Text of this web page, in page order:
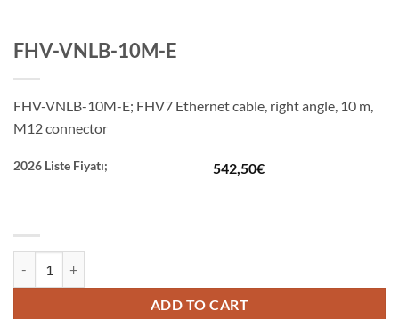
FHV-VNLB-10M-E
FHV-VNLB-10M-E; FHV7 Ethernet cable, right angle, 10 m,
M12 connector
2026 Liste Fiyatı; 542,50€
ADD TO CART